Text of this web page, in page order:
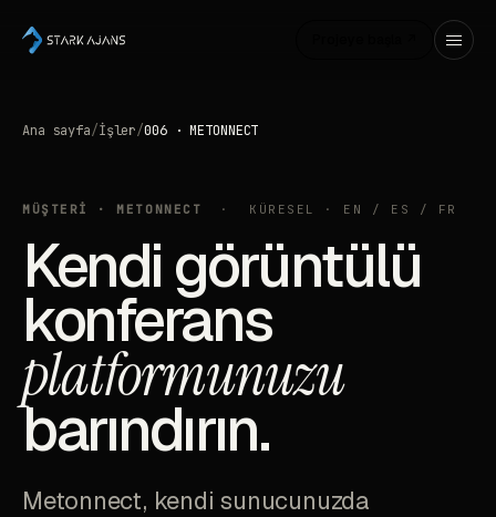
Ana sayfa/İşler/006 · METONNECT
MÜŞTERİ · METONNECT · KÜRESEL · EN / ES / FR
Kendi görüntülü
konferans
platformunuzu
barındırın.
Metonnect, kendi sunucunuzda